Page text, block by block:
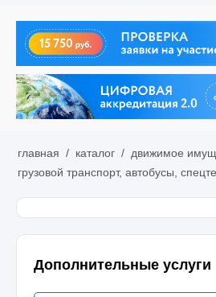
главная / каталог / движимое
грузовой транспорт, автобусы,
Дополнительные услуги